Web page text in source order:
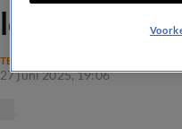
lossen'
TECH
27 juni 2025, 19:06